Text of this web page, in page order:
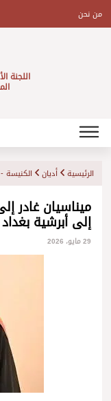
contentمن نحن
اللجنة
الرئيسية أديان الكنيسة -
ميناسيان غادر
إلى أبرشية بغداد
29 مايو، 2026